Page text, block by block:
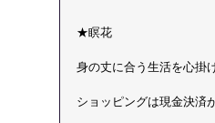
★瞑花
身の丈に合う生活を心掛
ショッピングは現金決済